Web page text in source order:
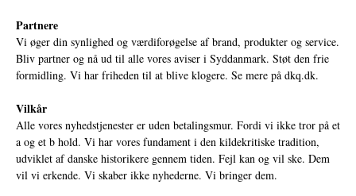
Partnere
Vi øger din synlighed og værdiforøgelse af brand, produkter og service.
Bliv partner og nå ud til alle vores aviser i Syddanmark. Støt den frie
formidling. Vi har friheden til at blive klogere. Se mere på dkq.dk.
Vilkår
Alle vores nyhedstjenester er uden betalingsmur. Fordi vi ikke tror på et
a og et b hold. Vi har vores fundament i den kildekritiske tradition,
udviklet af danske historikere gennem tiden. Fejl kan og vil ske. Dem
vil vi erkende. Vi skaber ikke nyhederne. Vi bringer dem.